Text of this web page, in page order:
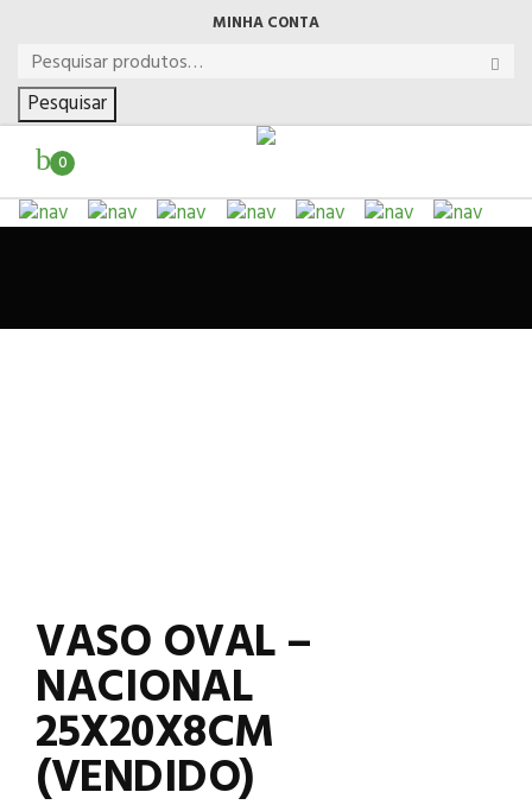
MINHA CONTA
Pesquisar
0
VASO OVAL –
NACIONAL
25X20X8CM
(VENDIDO)